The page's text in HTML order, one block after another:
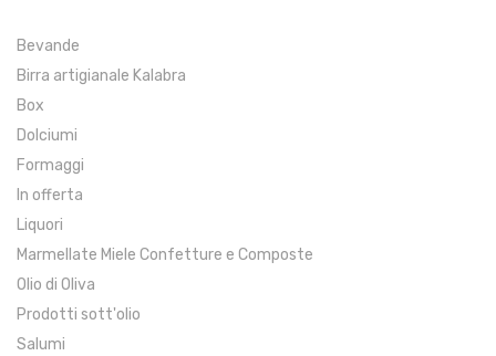
Bevande
Birra artigianale Kalabra
Box
Dolciumi
Formaggi
In offerta
Liquori
Marmellate Miele Confetture e Composte
Olio di Oliva
Prodotti sott'olio
Salumi